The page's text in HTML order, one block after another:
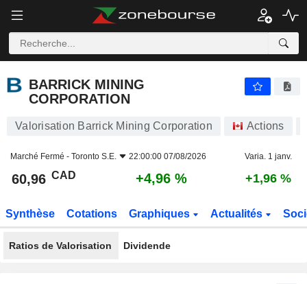
BARRICK MINING
CORPORATION
Valorisation Barrick Mining Corporation Actions
Marché Fermé - Toronto S.E. 22:00:00 07/08/2026 Varia. 1 janv.
60,96 CAD +4,96 % +1,96 %
Synthèse Cotations Graphiques Actualités
Ratios de Valorisation Dividende